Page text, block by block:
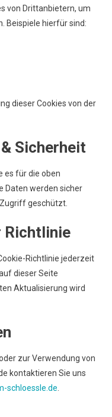
von Drittanbietern, um
Beispiele hierfür sind:
dieser Cookies von der
Sicherheit
es für die oben
Daten werden sicher
geschützt.
Richtlinie
Richtlinie jederzeit
dieser Seite
Aktualisierung wird
zur Verwendung von
kontaktieren Sie uns
schloessle.de